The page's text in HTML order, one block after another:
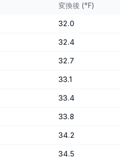
変換後 (°F)
32.0
32.4
32.7
33.1
33.4
33.8
34.2
34.5